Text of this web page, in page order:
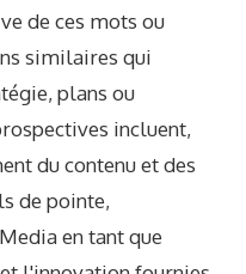
de ces mots ou
similaires qui
plans ou
incluent,
du contenu et des
de pointe,
en tant que